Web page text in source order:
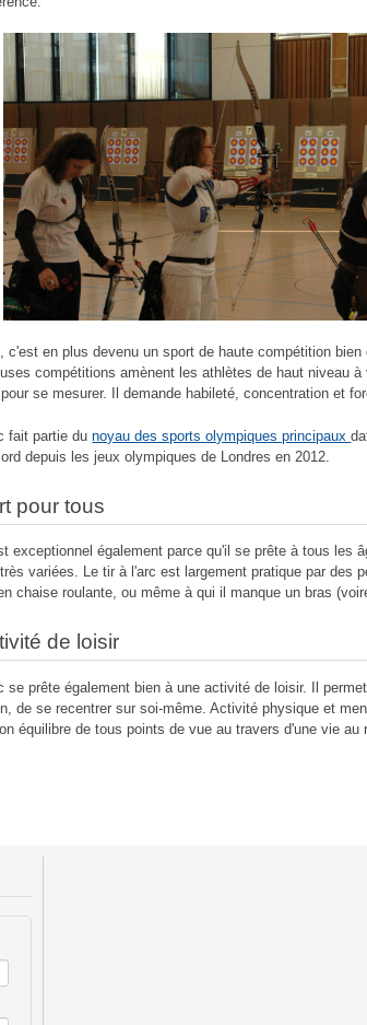
c'est en plus devenu un sport de haute compétition bien
compétitions amènent les athlètes de haut niveau
se mesurer. Il demande habileté, concentration et
fait partie dunoyau des sports olympiques principaux
depuis les jeux olympiques de Londres en 2012.
pour tous
exceptionnel également parce qu'il se prête à tous les
variées. Le tir à l'arc est largement pratique par des
chaise roulante, ou même à qui il manque un bras
de loisir
se prête également bien à une activité de loisir. Il
de se recentrer sur soi-même. Activité physique et
équilibre de tous points de vue au travers d'une vie au